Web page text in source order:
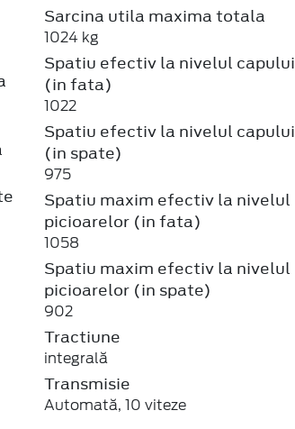
Sarcina utila maxima totala
1024 kg
Spatiu efectiv la nivelul capului
(in fata)
1022
Spatiu efectiv la nivelul capului
(in spate)
975
Spatiu maxim efectiv la nivelul
picioarelor (in fata)
1058
Spatiu maxim efectiv la nivelul
picioarelor (in spate)
902
Tractiune
integrală
Transmisie
Automată, 10 viteze